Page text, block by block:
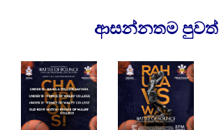
ආසන්නතම පුව​ත්